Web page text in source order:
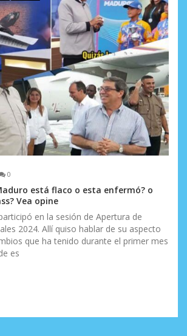
0
está flaco o esta enfermó? o
Vea opine
en la sesión de Apertura de
2024. Allí quiso hablar de su aspecto
que ha tenido durante el primer mes
es